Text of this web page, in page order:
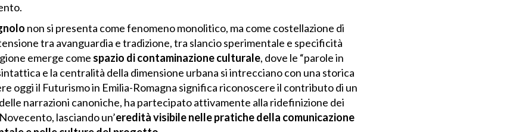
non si presenta come fenomeno monolitico, ma come costellazione di
tra avanguardia e tradizione, tra slancio sperimentale e specificità
emerge come spazio di contaminazione culturale, dove le “parole in
e la centralità della dimensione urbana si intrecciano con una storica
oggi il Futurismo in Emilia-Romagna significa riconoscere il contributo di un
narrazioni canoniche, ha partecipato attivamente alla ridefinizione dei
lasciando un’eredità visibile nelle pratiche della comunicazione